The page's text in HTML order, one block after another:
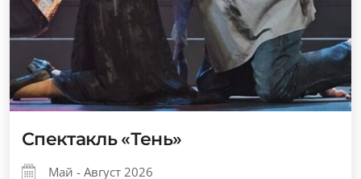
Спектакль «Тень»
Май - Август 2026